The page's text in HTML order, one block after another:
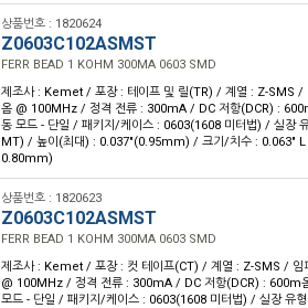
상품번호 : 1820624
Z0603C102ASMST
FERR BEAD 1 KOHM 300MA 0603 SMD
제조사 : Kemet / 포장 : 테이프 및 릴(TR) / 계열 : Z-SMS /
옴 @ 100MHz / 정격 전류 : 300mA / DC 저항(DCR) :
동 모드 - 단일 / 패키지/케이스 : 0603(1608 미터법) / 실장
MT) / 높이(최대) : 0.037"(0.95mm) / 크기/치수 : 0.063"
0.80mm)
상품번호 : 1820623
Z0603C102ASMST
FERR BEAD 1 KOHM 300MA 0603 SMD
제조사 : Kemet / 포장 : 컷 테이프(CT) / 계열 : Z-SMS / 임
@ 100MHz / 정격 전류 : 300mA / DC 저항(DCR) : 600m
모드 - 단일 / 패키지/케이스 : 0603(1608 미터법) / 실장 유